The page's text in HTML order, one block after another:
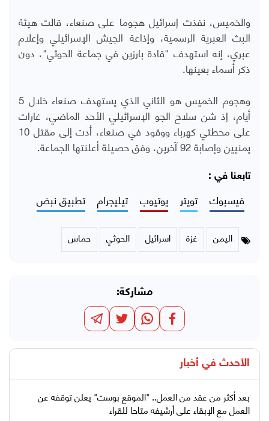
والخميس، نفذت إسرائيل هجوما على صنعاء، قالت هيئة
البث العبرية الرسمية، وإذاعة الجيش الإسرائيلي وإعلام
عبري، إنه استهدف "قادة بارزين في جماعة الحوثي"، دون
ذكر أسماء بعينها.
وهجوم الخميس هو الثاني الذي يستهدف صنعاء خلال 5
أيام، إذ شن سلاح الجو الإسرائيلي الأحد الماضي، غارات
على محطتي كهرباء ووقود في صنعاء، أدت إلى مقتل 10
يمنيين وإصابة 92 آخرين، وفق حصيلة أعلنتها الجماعة.
تابعنا في :
فيسبوك تويتر يوتيوب تيليجرام تطبيق نبض
اليمن غزة اسرائيل الحوثي حماس
مشاركة:
الأحدث في أخبار
بعد أكثر من عقد من العمل.. "الموقع بوست" يعلن توقفه عن
العمل مع الإبقاء على أرشيفه متاحا للقراء